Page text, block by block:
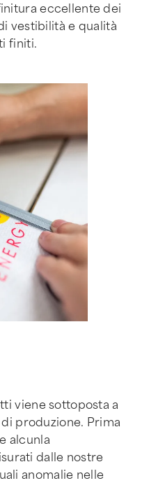
eccellente dei
vestibilità e qualità
finiti.
viene sottoposta a
produzione. Prima
alcunla
dalle nostre
anomalie nelle